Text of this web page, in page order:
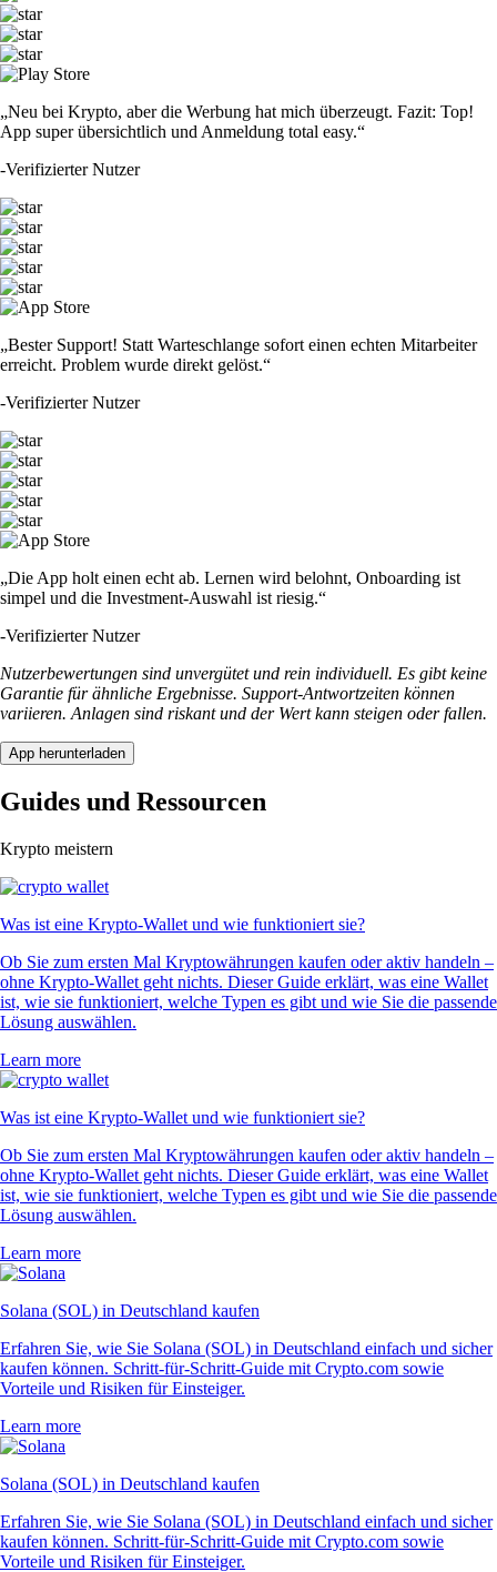
„Neu bei Krypto, aber die Werbung hat mich überzeugt. Fazit: Top!
App super übersichtlich und Anmeldung total easy.“
-Verifizierter Nutzer
„Bester Support! Statt Warteschlange sofort einen echten Mitarbeiter
erreicht. Problem wurde direkt gelöst.“
-Verifizierter Nutzer
„Die App holt einen echt ab. Lernen wird belohnt, Onboarding ist
simpel und die Investment-Auswahl ist riesig.“
-Verifizierter Nutzer
Nutzerbewertungen sind unvergütet und rein individuell. Es gibt keine
Garantie für ähnliche Ergebnisse. Support-Antwortzeiten können
variieren. Anlagen sind riskant und der Wert kann steigen oder fallen.
App herunterladen
Guides und Ressourcen
Krypto meistern
Was ist eine Krypto-Wallet und wie funktioniert sie?
Ob Sie zum ersten Mal Kryptowährungen kaufen oder aktiv handeln –
ohne Krypto-Wallet geht nichts. Dieser Guide erklärt, was eine Wallet
ist, wie sie funktioniert, welche Typen es gibt und wie Sie die passende
Lösung auswählen.
Learn more
Was ist eine Krypto-Wallet und wie funktioniert sie?
Ob Sie zum ersten Mal Kryptowährungen kaufen oder aktiv handeln –
ohne Krypto-Wallet geht nichts. Dieser Guide erklärt, was eine Wallet
ist, wie sie funktioniert, welche Typen es gibt und wie Sie die passende
Lösung auswählen.
Learn more
Solana (SOL) in Deutschland kaufen
Erfahren Sie, wie Sie Solana (SOL) in Deutschland einfach und sicher
kaufen können. Schritt-für-Schritt-Guide mit Crypto.com sowie
Vorteile und Risiken für Einsteiger.
Learn more
Solana (SOL) in Deutschland kaufen
Erfahren Sie, wie Sie Solana (SOL) in Deutschland einfach und sicher
kaufen können. Schritt-für-Schritt-Guide mit Crypto.com sowie
Vorteile und Risiken für Einsteiger.